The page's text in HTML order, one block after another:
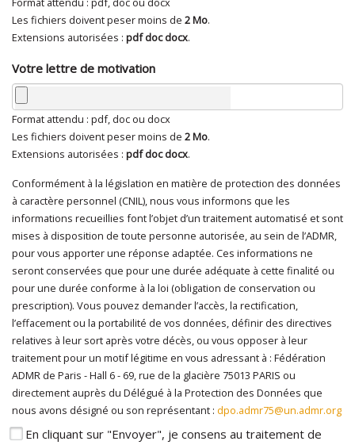
Les fichiers doivent peser moins de 2 Mo.
Extensions autorisées : pdf doc docx.
Votre lettre de motivation
Format attendu : pdf, doc ou docx
Les fichiers doivent peser moins de 2 Mo.
Extensions autorisées : pdf doc docx.
En cliquant sur "Envoyer", je consens au traitement de mes
données à caractère personnel*
Conformément à la législation en matière de protection des données
à caractère personnel (CNIL), nous vous informons que les
informations recueillies font l’objet d’un traitement automatisé et sont
mises à disposition de toute personne autorisée, au sein de l’ADMR,
pour vous apporter une réponse adaptée. Ces informations ne
seront conservées que pour une durée adéquate à cette finalité ou
pour une durée conforme à la loi (obligation de conservation ou
prescription). Vous pouvez demander l’accès, la rectification,
l’effacement ou la portabilité de vos données, définir des directives
relatives à leur sort après votre décès, ou vous opposer à leur
traitement pour un motif légitime en vous adressant à : Fédération
ADMR de Paris - Hall 6 - 69, rue de la glacière 75013 PARIS ou
directement auprès du Délégué à la Protection des Données que
nous avons désigné ou son représentant : dpo.admr75@un.admr.org
En cliquant sur "Envoyer", je consens au traitement de